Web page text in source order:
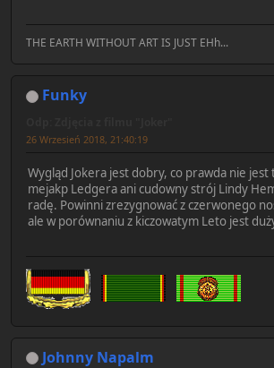
THE EARTH WITHOUT ART IS JUST EHh...
Funky
26 Wrzesień 2018, 21:40:19
Wygląd Jokera jest dobry, co prawda nie jest
mejakp Ledgera ani cudowny strój Lindy
radę. Powinni zrezygnować z czerwonego
ale w porównaniu z kiczowatym Leto jest
Johnny Napalm